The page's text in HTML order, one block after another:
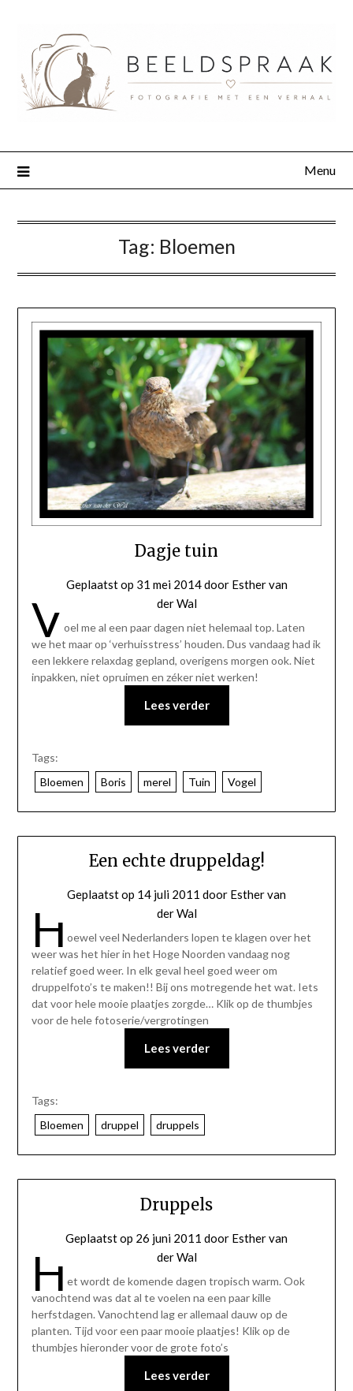
Menu
Tag: Bloemen
Dagje tuin
Geplaatst op 31 mei 2014door Esther van
der Wal
V oel me al een paar dagen niet helemaal top. Laten
we het maar op ‘verhuisstress’ houden. Dus vandaag had ik
een lekkere relaxdag gepland, overigens morgen ook. Niet
inpakken, niet opruimen en zéker niet werken!
Lees verder
Tags:
Bloemen
Boris merel Tuin Vogel
Een echte druppeldag!
Geplaatst op 14 juli 2011 door Esther van
der Wal
H oewel veel Nederlanders lopen te klagen over het
weer was het hier in het Hoge Noorden vandaag nog
relatief goed weer. In elk geval heel goed weer om
druppelfoto’s te maken!! Bij ons motregende het wat. Iets
dat voor hele mooie plaatjes zorgde… Klik op de thumbjes
voor de hele fotoserie/vergrotingen
Lees verder
Tags:
Bloemen
druppel druppels
Druppels
Geplaatst op 26 juni 2011 door Esther van
der Wal
H et wordt de komende dagen tropisch warm. Ook
vanochtend was dat al te voelen na een paar kille
herfstdagen. Vanochtend lag er allemaal dauw op de
planten. Tijd voor een paar mooie plaatjes! Klik op de
thumbjes hieronder voor de grote foto’s
Lees verder